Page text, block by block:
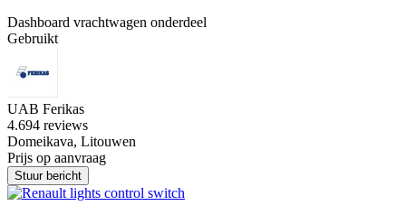
Dashboard vrachtwagen onderdeel
Gebruikt
UAB Ferikas
4.694 reviews
Domeikava, Litouwen
Prijs op aanvraag
Stuur bericht